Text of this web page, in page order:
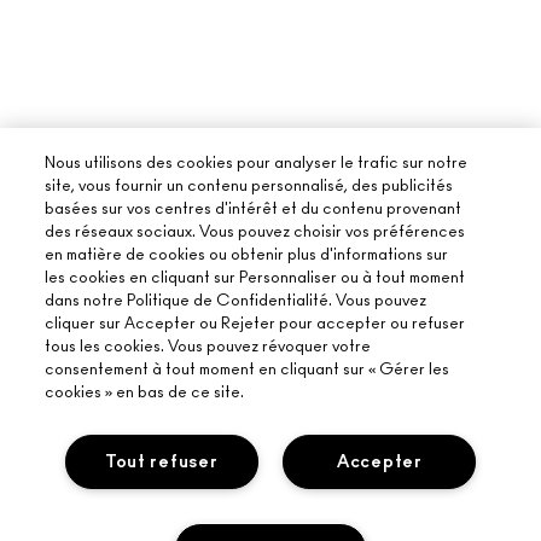
Nous utilisons des cookies pour analyser le trafic sur notre
site, vous fournir un contenu personnalisé, des publicités
basées sur vos centres d'intérêt et du contenu provenant
des réseaux sociaux. Vous pouvez choisir vos préférences
en matière de cookies ou obtenir plus d'informations sur
les cookies en cliquant sur Personnaliser ou à tout moment
dans notre Politique de Confidentialité. Vous pouvez
cliquer sur Accepter ou Rejeter pour accepter ou refuser
tous les cookies. Vous pouvez révoquer votre
consentement à tout moment en cliquant sur « Gérer les
cookies » en bas de ce site.
Accepter
Tout refuser